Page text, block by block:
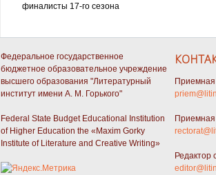
финалисты 17-го сезона
Федеральное государственное
бюджетное образовательное учреждение
высшего образования "Литературный
институт имени А. М. Горького"
Federal State Budget Educational Institution
of Higher Education the «Maxim Gorky
Institute of Literature and Creative Writing»
Приемная
Приемная
Редактор